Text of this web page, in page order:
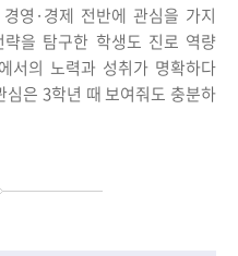
영·경제 전반에 관심을 가지
을 탐구한 학생도 진로 역량
서의 노력과 성취가 명확하다
은 3학년 때 보여줘도 충분하